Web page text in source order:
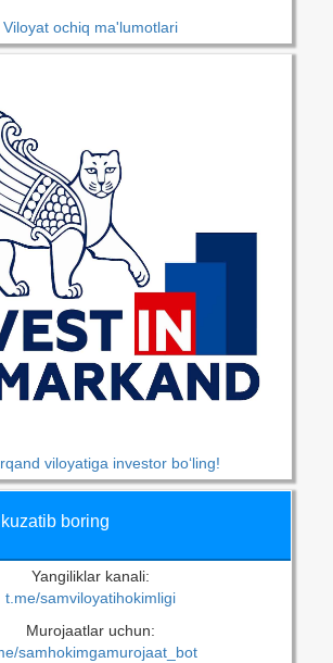
Viloyat ochiq ma'lumotlari
viloyatiga investor bo‘ling!
boring
Yangiliklar kanali:
t.me/samviloyatihokimligi
Murojaatlar uchun:
samhokimgamurojaat_bot